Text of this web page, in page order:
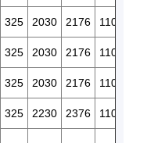
325 2030 2176 110
325 2030 2176 110
325 2030 2176 110
325 2230 2376 110